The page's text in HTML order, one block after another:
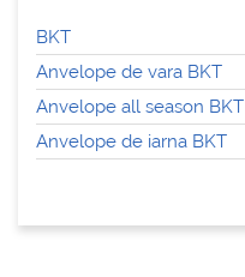
BKT
Anvelope de vara BKT
Anvelope all season BKT
Anvelope de iarna BKT